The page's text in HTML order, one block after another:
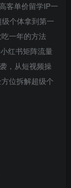
客单价留学IP一
个体拿到第一
一年的方法
红书矩阵流量
，从短视频操
位拆解超级个